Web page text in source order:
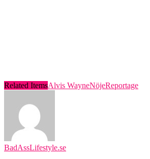
Related ItemsAlvis WayneNöjeReportage
BadAssLifestyle.se